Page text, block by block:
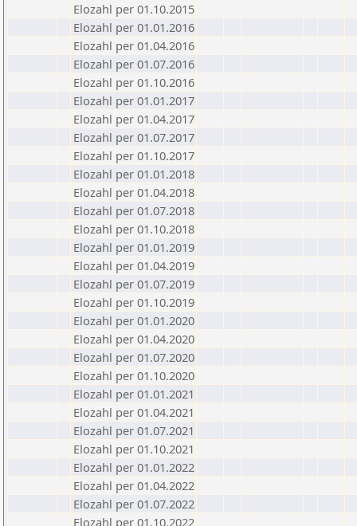
Elozahl per 01.10.2015
Elozahl per 01.01.2016
Elozahl per 01.04.2016
Elozahl per 01.07.2016
Elozahl per 01.10.2016
Elozahl per 01.01.2017
Elozahl per 01.04.2017
Elozahl per 01.07.2017
Elozahl per 01.10.2017
Elozahl per 01.01.2018
Elozahl per 01.04.2018
Elozahl per 01.07.2018
Elozahl per 01.10.2018
Elozahl per 01.01.2019
Elozahl per 01.04.2019
Elozahl per 01.07.2019
Elozahl per 01.10.2019
Elozahl per 01.01.2020
Elozahl per 01.04.2020
Elozahl per 01.07.2020
Elozahl per 01.10.2020
Elozahl per 01.01.2021
Elozahl per 01.04.2021
Elozahl per 01.07.2021
Elozahl per 01.10.2021
Elozahl per 01.01.2022
Elozahl per 01.04.2022
Elozahl per 01.07.2022
Elozahl per 01.10.2022